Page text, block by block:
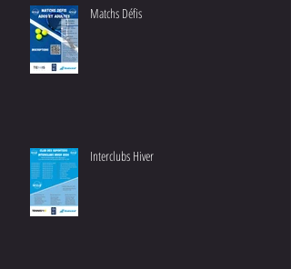
Matchs Défis
Interclubs Hiver